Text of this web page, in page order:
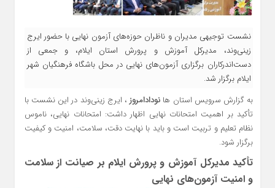
نشست توجیهی مدیران و ناظران حوزه‌های آزمون نهایی با حضور ایرج
زینی‌وند، مدیرکل آموزش و پرورش استان ایلام، و جمعی از
دست‌اندرکاران برگزاری آزمون‌های نهایی در محل باشگاه فرهنگیان شهر
ایلام برگزار شد.
به گزارش سرویس استان ها نودادامروز، ایرج زینی‌وند در این نشست با
تأکید بر اهمیت امتحانات نهایی اظهار داشت: امتحانات نهایی، ناموس
نظام تعلیم و تربیت است و باید با نهایت دقت، سلامت، امنیت و کیفیت
برگزار شود.
تأکید مدیرکل آموزش و پرورش ایلام بر صیانت از سلامت
و امنیت آزمون‌های نهایی